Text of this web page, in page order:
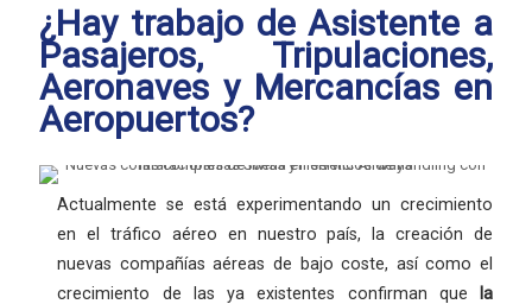
¿Hay trabajo de Asistente a
Pasajeros, Tripulaciones,
Aeronaves y Mercancías en
Aeropuertos?
Actualmente se está experimentando un crecimiento
en el tráfico aéreo en nuestro país, la creación de
nuevas compañías aéreas de bajo coste, así como el
crecimiento de las ya existentes confirman que
la